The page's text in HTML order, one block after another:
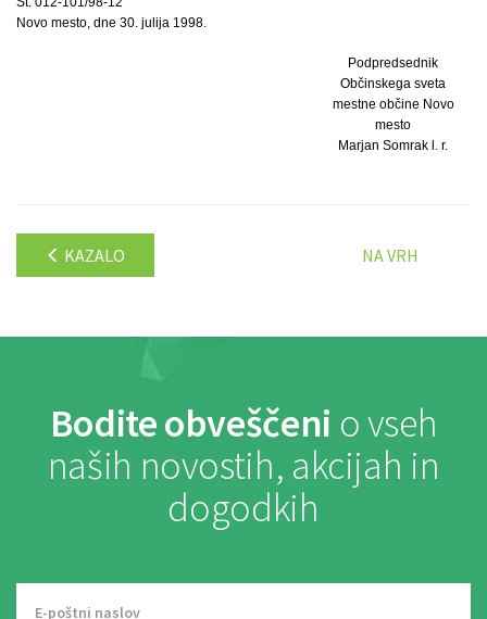
Novo mesto, dne 30. julija 1998.
Podpredsednik
Občinskega sveta
mestne občine Novo
mesto
Marjan Somrak l. r.
KAZALO NA VRH
Bodite obveščeni o vseh
naših novostih, akcijah in
dogodkih